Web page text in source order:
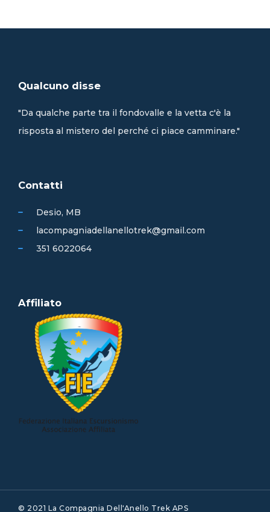
Qualcuno disse
"Da qualche parte tra il fondovalle e la vetta c'è la
risposta al mistero del perché ci piace camminare."
Contatti
Desio, MB
lacompagniadellanellotrek@gmail.com
351 6022064
Affiliato
© 2021 La Compagnia Dell'Anello Trek APS